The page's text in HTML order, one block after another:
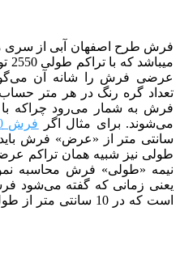
فرش طرح اصفهان آبی از سری
عرضی فرش را شانه آن
تعداد گره رنگ در هر متر
فرش به شمار می‌رود چراکه
می‌شوند. برای مثال اگر فرش 700 شانه
طولی نیز شبیه همان تراکم